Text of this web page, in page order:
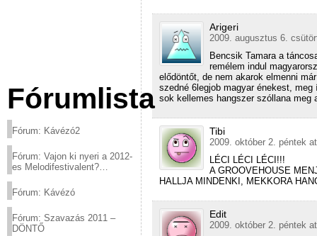
Fórumlista
Fórum: Kávézó2
Fórum: Vajon ki nyeri a 2012-
es Melodifestivalent?
Fórum: Kávézó
Fórum: Szavazás 2011 –
DÖNTŐ
Arigeri
2009. augusztus 6.
Bencsik Tamara a
remélem indul
elődöntőt, de nem akarok elmenni
szedné 6legjob magyar énekest,
sok kellemes hangszer szóllana meg
Tibi
2009. október 2. péntek
LÉCI LÉCI LÉCI!!!
A GROOVEHOUSE
HALLJA MINDENKI, MEKKORA
Edit
2009. október 2. péntek